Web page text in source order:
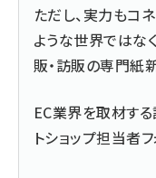
ただし、実力もコ
ような世界ではな
販・訪販の専門紙
EC業界を取材する
トショップ担当者